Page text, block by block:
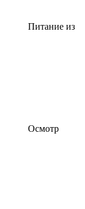
Питание из
Осмотр